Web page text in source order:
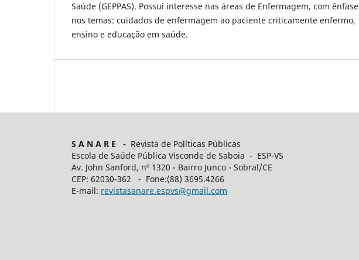
Saúde (GEPPAS). Possui interesse nas áreas de Enfermagem, com ênfase
nos temas: cuidados de enfermagem ao paciente criticamente enfermo,
ensino e educação em saúde.
S A N A R E - Revista de Políticas Públicas
Escola de Saúde Pública Visconde de Saboia - ESP-VS
Av. John Sanford, nº 1320 - Bairro Junco - Sobral/CE
CEP: 62030-362 - Fone:(88) 3695.4266
E-mail: revistasanare.espvs@gmail.com